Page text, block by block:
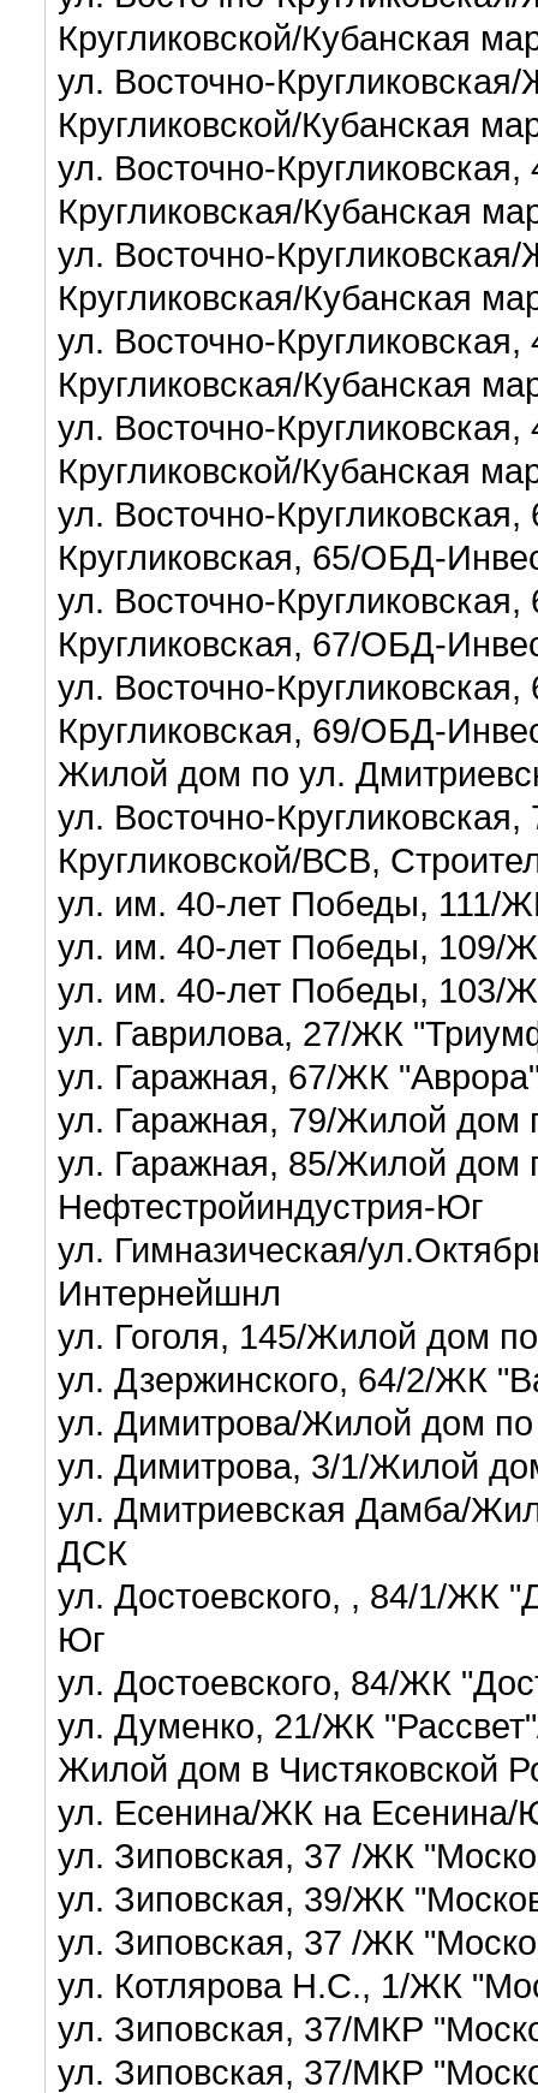
Кругликовской/Кубанская
ул. Восточно-
Кругликовской/Кубанская
ул. Восточно-
Кругликовская/Кубанская
ул. Восточно-
Кругликовская/Кубанская
ул. Восточно-
Кругликовская/Кубанская
ул. Восточно-
Кругликовской/Кубанская
ул. Восточно-
Кругликовская, 65/ОБД-
ул. Восточно-
Кругликовская, 67/ОБД-
ул. Восточно-
Кругликовская, 69/ОБД-
Жилой дом по ул.
ул. Восточно-
Кругликовской/
ул. им. 40-лет Победы, 111/
ул. им. 40-лет Победы, 109/
ул. им. 40-лет Победы, 103/
ул. Гаврилова, 27/ЖК
ул. Гаражная, 67/ЖК
ул. Гаражная, 79/Жилой дом
ул. Гаражная, 85/Жилой дом
Нефтестройиндустрия-Юг
ул. Гимназическая/
Интернейшнл
ул. Гоголя, 145/Жилой дом
ул. Дзержинского, 64/2/ЖК
ул. Димитрова/Жилой дом
ул. Димитрова, 3/1/Жилой
ул. Дмитриевская Дамба/
ДСК
ул. Достоевского, , 84/1/ЖК
Юг
ул. Достоевского, 84/ЖК
ул. Думенко, 21/ЖК
Жилой дом в Чистяковской
ул. Есенина/ЖК на Есенина/
ул. Зиповская, 37 /ЖК
ул. Зиповская, 39/ЖК
ул. Зиповская, 37 /ЖК
ул. Котлярова Н.С., 1/ЖК
ул. Зиповская, 37/МКР
ул. Зиповская, 37/МКР